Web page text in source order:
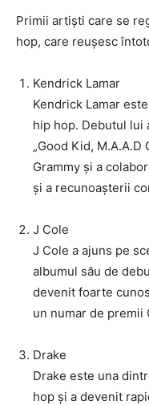
Primii artiști care se
hop, care reușesc
Kendrick Lamar
Kendrick Lamar
hip hop. Debutul lui
„Good Kid,
Grammy și a
și a recunoașterii
J Cole
J Cole a ajuns pe
albumul său de
devenit foarte
un numar de premii
Drake
Drake este una
hop și a devenit